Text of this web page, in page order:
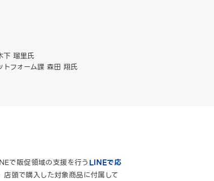
下 瑠里氏
フォーム課 森田 翔氏
で販促領域の支援を行うLINEで応
頭で購入した対象商品に付属して